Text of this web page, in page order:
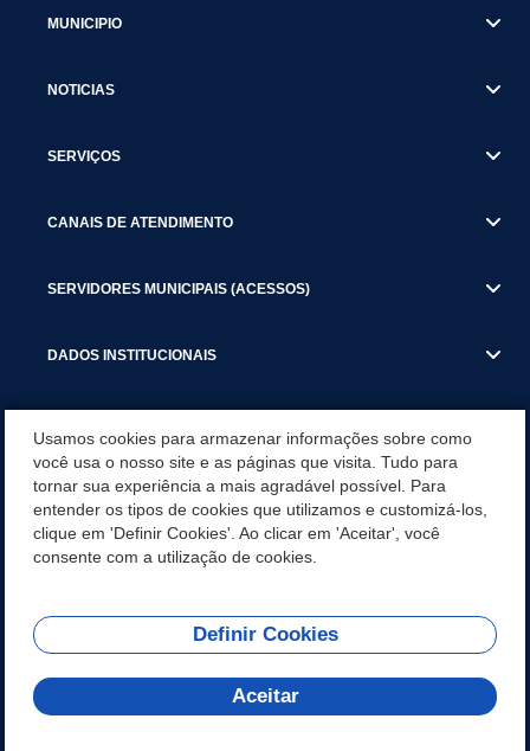
MUNICIPIO
NOTICIAS
SERVIÇOS
CANAIS DE ATENDIMENTO
SERVIDORES MUNICIPAIS (ACESSOS)
DADOS INSTITUCIONAIS
SERVIÇOS TRIBUTARIOS
PESQUISA DE SATISFAÇÃO DOS SERVIDORES - SISTEMAS E
SERVIÇOS DIGITAIS
REDES SOCIAIS
Usamos cookies para armazenar informações sobre como
você usa o nosso site e as páginas que visita. Tudo para
tornar sua experiência a mais agradável possível. Para
entender os tipos de cookies que utilizamos e customizá-los,
clique em 'Definir Cookies'. Ao clicar em 'Aceitar', você
consente com a utilização de cookies.
Definir Cookies
Aceitar